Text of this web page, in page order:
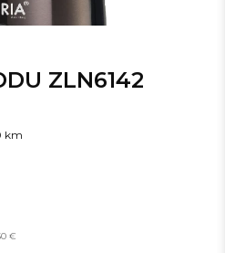
ZLN6142
km
€